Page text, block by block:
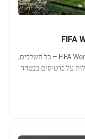
מדריך ישיר להעברת כרטיסים לFIFA World Cup 2026 – כל השלבים,
על כרטיסים בבטחה